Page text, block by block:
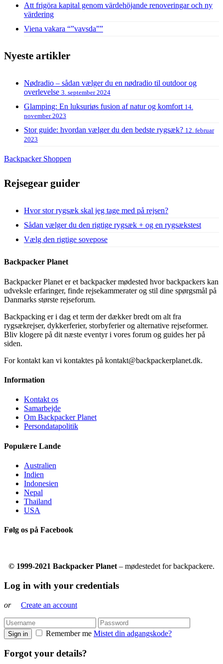
Att frigöra kapital genom värdehöjande renoveringar och ny
värdering
Viena vakara “”vavsda””
Nyeste artikler
Nødradio – sådan vælger du en nødradio til outdoor og
overlevelse 3. september 2024
Glamping: En luksuriøs fusion af natur og komfort 14.
november 2023
Stor guide: hvordan vælger du den bedste rygsæk? 12. februar
2023
Backpacker Shoppen
Rejsegear guider
Hvor stor rygsæk skal jeg tage med på rejsen?
Sådan vælger du den rigtige rygsæk + og en rygsækstest
Vælg den rigtige sovepose
Backpacker Planet
Backpacker Planet er et backpacker mødested hvor backpackers kan
udveksle erfaringer, finde rejsekammerater og stil dine spørgsmål på
Danmarks største rejseforum.
Backpacking er i dag et term der dækker bredt om alt fra
rygsækrejser, dykkerferier, storbyferier og alternative rejseformer.
Bliv klogere på dit næste eventyr i vores forum og guides her på
siden.
For kontakt kan vi kontaktes på kontakt@backpackerplanet.dk.
Information
Kontakt os
Samarbejde
Om Backpacker Planet
Persondatapolitik
Populære Lande
Australien
Indien
Indonesien
Nepal
Thailand
USA
Følg os på Facebook
© 1999-2021 Backpacker Planet – mødestedet for backpackere.
Log in with your credentials
or Create an account
Sign in Remember me Mistet din adgangskode?
Forgot your details?